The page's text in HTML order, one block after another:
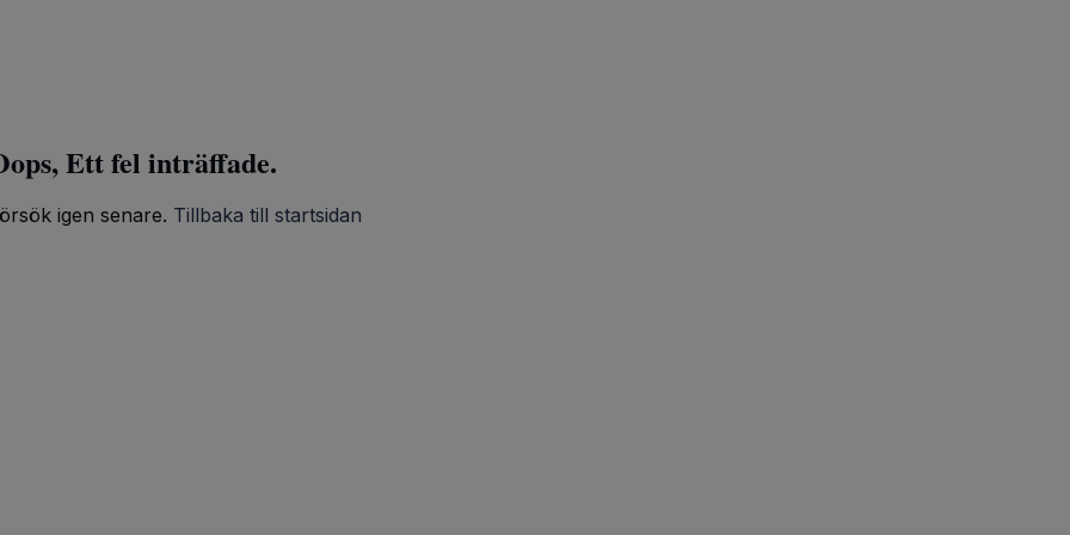
Ett fel inträffade.
igen senare. Tillbaka till startsidan